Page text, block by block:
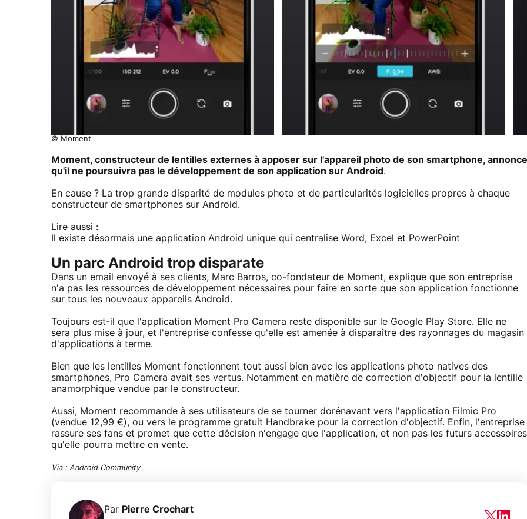
© Moment
Moment, constructeur de lentilles externes à apposer sur l'appareil photo de son smartphone, annonce
qu'il ne poursuivra pas le développement de son application sur Android .
En cause ? La trop grande disparité de modules photo et de particularités logicielles propres à chaque
constructeur de smartphones sur Android.
Lire aussi :
Il existe désormais une application Android unique qui centralise Word, Excel et PowerPoint
Un parc Android trop disparate
Dans un email envoyé à ses clients, Marc Barros, co-fondateur de Moment, explique que son entreprise
n'a pas les ressources de développement nécessaires pour faire en sorte que son application fonctionne
sur tous les nouveaux appareils Android.
Toujours est-il que l'application Moment Pro Camera reste disponible sur le Google Play Store. Elle ne
sera plus mise à jour, et l'entreprise confesse qu'elle est amenée à disparaître des rayonnages du magasin
d'applications à terme.
Bien que les lentilles Moment fonctionnent tout aussi bien avec les applications photo natives des
smartphones, Pro Camera avait ses vertus. Notamment en matière de correction d'objectif pour la lentille
anamorphique vendue par le constructeur.
Aussi, Moment recommande à ses utilisateurs de se tourner dorénavant vers l'application Filmic Pro
(vendue 12,99 €), ou vers le programme gratuit Handbrake pour la correction d'objectif. Enfin, l'entreprise
rassure ses fans et promet que cette décision n'engage que l'application, et non pas les futurs accessoires
qu'elle pourra mettre en vente.
Via : Android Community
Par Pierre Crochart